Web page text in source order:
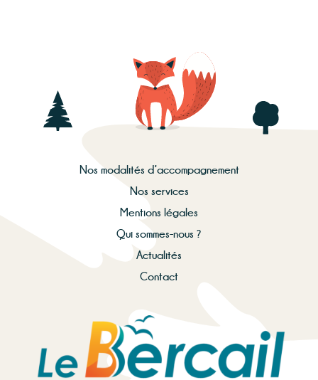
Nos modalités d’accompagnement
Nos services
Mentions légales
Qui sommes-nous ?
Actualités
Contact